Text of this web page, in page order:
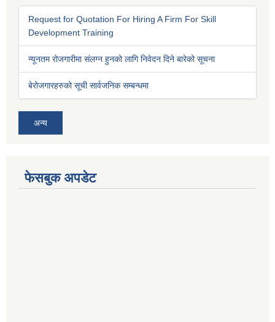
Request for Quotation For Hiring A Firm For Skill
Development Training
न्यूनतम रोजगारीमा संलग्न हुनको लागि निवेदन दिने बारेको सूचना
बेरोजगारहरुको सूची सार्वजनिक सम्बन्धमा
अन्य
फेसबुक अपडेट